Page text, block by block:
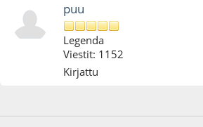
puu
Legenda
Viestit: 1152
Kirjattu